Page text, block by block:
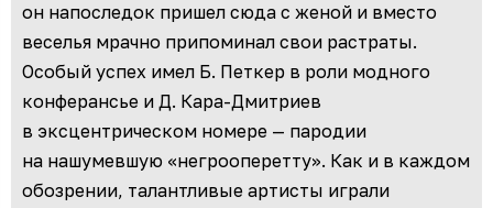
он напоследок пришел сюда с женой и вместо
веселья мрачно припоминал свои растраты.
Особый успех имел Б. Петкер в роли модного
конферансье и Д. Кара-Дмитриев
в эксцентрическом номере — пародии
на нашумевшую «негрооперетту». Как и в каждом
обозрении, талантливые артисты играли